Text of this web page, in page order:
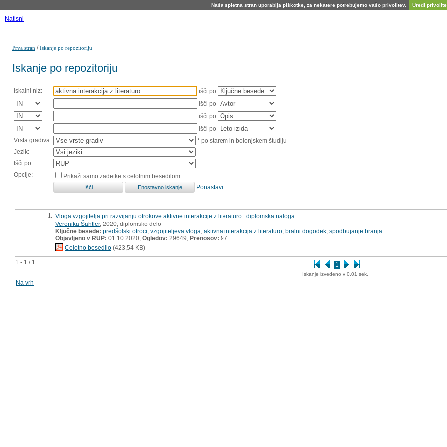
Naša spletna stran uporablja piškotke, za nekatere potrebujemo vašo privolitev. Uredi
Natisni
Prva stran /Iskanje po repozitoriju
Iskanje po repozitoriju
Iskalni niz:
išči po
išči po
išči po
išči po
Vrsta gradiva:
* po starem in bolonjskem študiju
Jezik:
Išči po:
Opcije:
Prikaži samo zadetke s celotnim besedilom
Ponastavi
1 - 1 / 1 1
1. Vloga vzgojitelja pri razvijanju otrokove aktivne interakcije z literaturo : diplomska naloga
Veronika Šahtler, 2020, diplomsko delo
Ključne besede: predšolski otroci vzgojiteljeva vloga aktivna interakcija z literaturo bralni dogodek spodbujanje branja
Objavljeno v RUP: 01.10.2020; Ogledov: 29649; Prenosov: 97
Celotno besedilo (423,54 KB)
Iskanje izvedeno v 0.01 sek.
Na vrh